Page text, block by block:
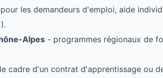
les demandeurs d'emploi, aide
Alpes - programmes régionaux de
cadre d'un contrat d'apprentissage ou